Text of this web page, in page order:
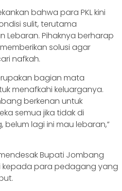
bahwa para PKL kini
sulit, terutama
Lebaran. Pihaknya berharap
solusi agar
nafkah.
bagian mata
menafkahi keluarganya.
berkenan untuk
semua jika tidak di
lagi ini mau lebaran,”
Bupati Jombang
kepada para pedagang yang